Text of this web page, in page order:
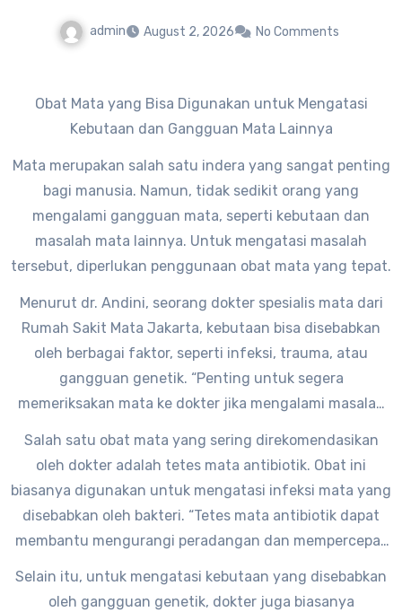
admin August 2, 2026 No Comments
Obat Mata yang Bisa Digunakan untuk Mengatasi
Kebutaan dan Gangguan Mata Lainnya
Mata merupakan salah satu indera yang sangat penting
bagi manusia. Namun, tidak sedikit orang yang
mengalami gangguan mata, seperti kebutaan dan
masalah mata lainnya. Untuk mengatasi masalah
tersebut, diperlukan penggunaan obat mata yang tepat.
Menurut dr. Andini, seorang dokter spesialis mata dari
Rumah Sakit Mata Jakarta, kebutaan bisa disebabkan
oleh berbagai faktor, seperti infeksi, trauma, atau
gangguan genetik. “Penting untuk segera
memeriksakan mata ke dokter jika mengalami masalah
sesuai dengan kondisi mata Anda,” ujarnya.
Salah satu obat mata yang sering direkomendasikan
oleh dokter adalah tetes mata antibiotik. Obat ini
biasanya digunakan untuk mengatasi infeksi mata yang
disebabkan oleh bakteri. “Tetes mata antibiotik dapat
membantu mengurangi peradangan dan mempercepat
Selain itu, untuk mengatasi kebutaan yang disebabkan
oleh gangguan genetik, dokter juga biasanya